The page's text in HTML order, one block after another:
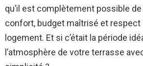
qu’il est complètement possible
confort, budget maîtrisé et respect
logement. Et si c’était la période
l’atmosphère de votre terrasse